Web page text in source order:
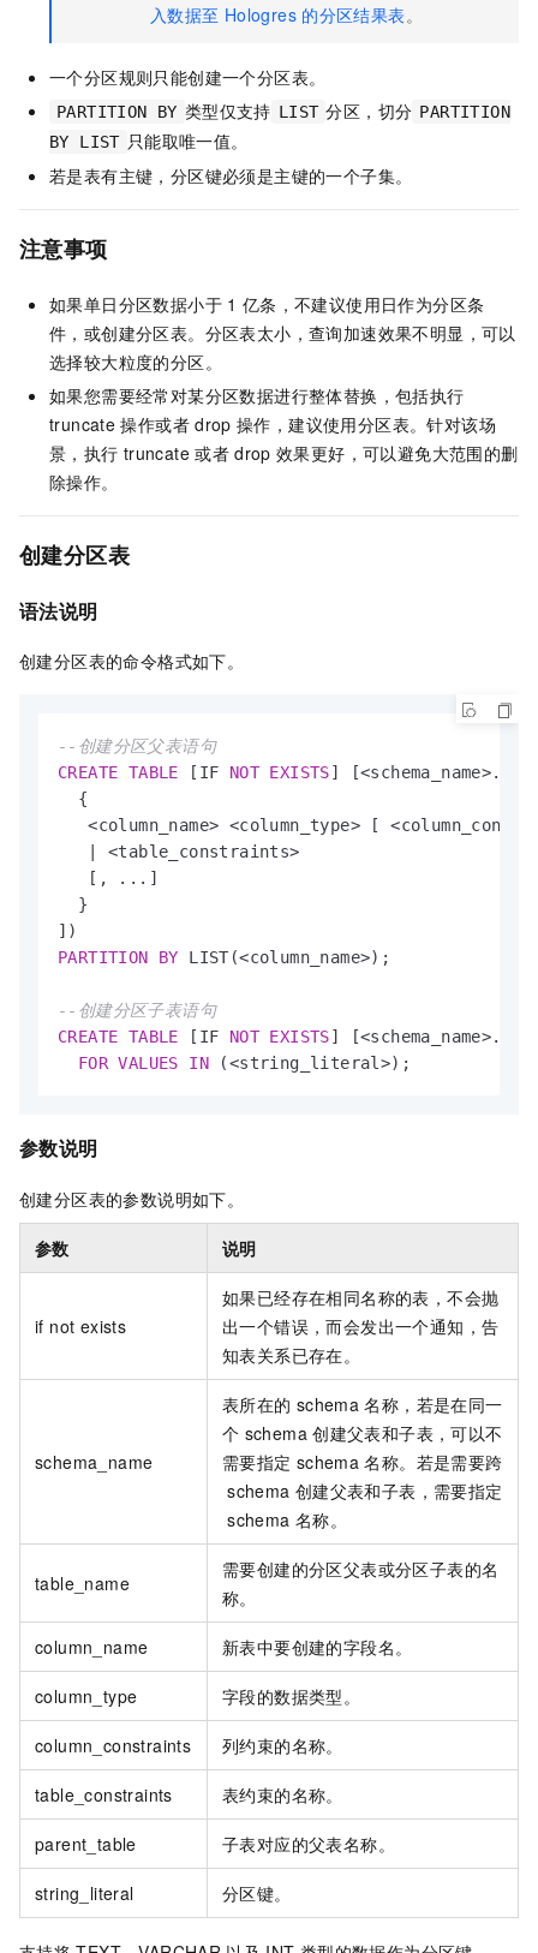
入数据至 Hologres 的分区结果表。
一个分区规则只能创建一个分区表。
PARTITION BY 类型仅支持 LIST 分区，切分 PARTITION
BY LIST 只能取唯一值。
若是表有主键，分区键必须是主键的一个子集。
注意事项
如果单日分区数据小于 1 亿条，不建议使用日作为分区条
件，或创建分区表。分区表太小，查询加速效果不明显，可以
选择较大粒度的分区。
如果您需要经常对某分区数据进行整体替换，包括执行
truncate 操作或者 drop 操作，建议使用分区表。针对该场
景，执行 truncate 或者 drop 效果更好，可以避免大范围的删
除操作。
创建分区表
语法说明
创建分区表的命令格式如下。
--创建分区父表语句
CREATE TABLE [IF NOT EXISTS] [<schema_name>.]
  {
<column_name> <column_type> [ <
<table_constraints>
   [, ...]
  }
PARTITION
BY LIST(<column_name>);
--创建分区子表语句
CREATE TABLE [IF NOT EXISTS] [<schema_name>.]
FOR VALUES IN (<string_literal>);
参数说明
创建分区表的参数说明如下。
参数 说明
if not exists
如果已经存在相同名称的表，不会抛
出一个错误，而会发出一个通知，告
知表关系已存在。
schema_name
表所在的 schema 名称，若是在同一
个 schema 创建父表和子表，可以不
需要指定 schema 名称。若是需要跨
schema 创建父表和子表，需要指定
schema 名称。
table_name
需要创建的分区父表或分区子表的名
称。
column_name 新表中要创建的字段名。
column_type 字段的数据类型。
column_constraints 列约束的名称。
table_constraints 表约束的名称。
parent_table 子表对应的父表名称。
string_literal 分区键。